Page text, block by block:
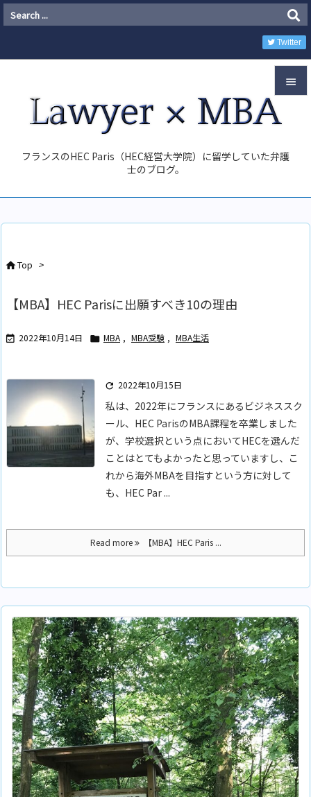
フランスのHEC Paris（HEC経営大学院）に留学していた弁護
士のブログ。

Sidebar
Prev

Twitter
Top >
【MBA】HEC Parisに出願すべき10の理由
 2022年10月14日  MBA , MBA受験 , MBA生活
 2022年10月15日
私は、2022年にフランスにあるビジネススク
ール、HEC ParisのMBA課程を卒業しました
が、学校選択という点においてHECを選んだ
ことはとてもよかったと思っていますし、こ
れから海外MBAを目指すという方に対して
も、HEC Par ...
Read more 【MBA】HEC Paris ...